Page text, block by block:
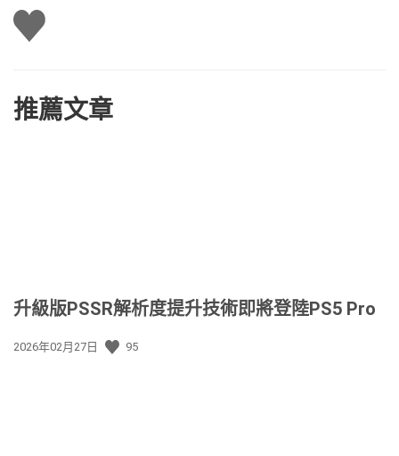
讚
推薦文章
升級版PSSR解析度提升技術即將登陸PS5 Pro
發
2026年02月27日 95